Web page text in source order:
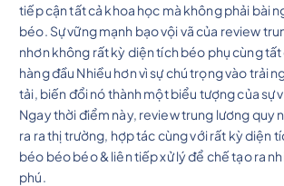
tiếp cận tất cả khoa học mà không phải bài
béo. Sự vững mạnh bạo vội vã của review
nhơn không rất kỳ diện tích béo phụ cùng
hàng đầu Nhiều hơn vì sự chú trọng vào trải
tải, biến đổi nó thành một biểu tượng của sự
Ngay thời điểm này, review trung lương quy
ra ra thị trường, hợp tác cùng với rất kỳ diện
béo béo béo & liên tiếp xử lý để chế tạo ra
phú.